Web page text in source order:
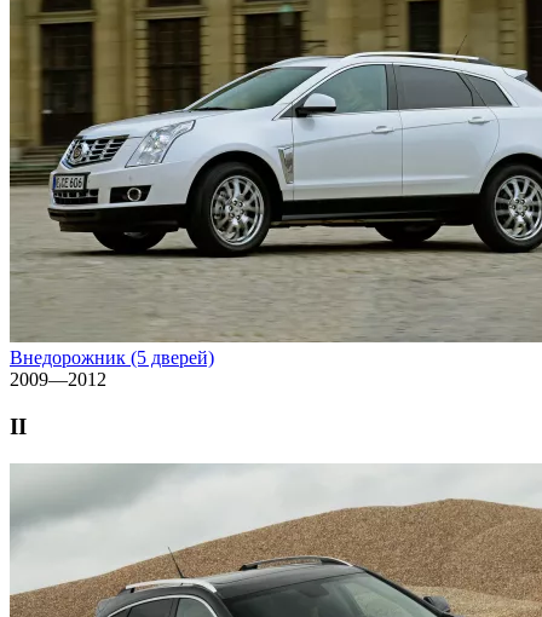
Внедорожник (5 дверей)
2009—2012
II